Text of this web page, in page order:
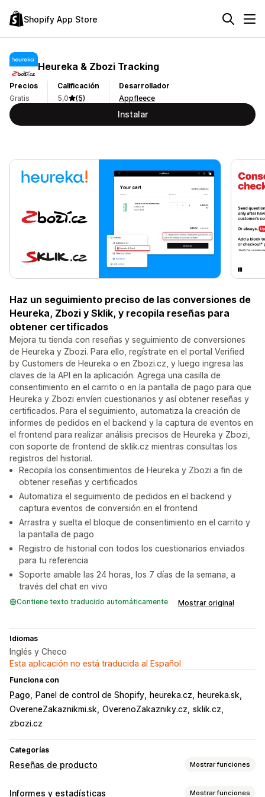
Shopify App Store
Heureka & Zbozi Tracking
Precios
Gratis
Calificación
5,0
(5)
Desarrollador
Appfleece
Instalar
Haz un seguimiento preciso de las conversiones de
Heureka, Zbozi y Sklik, y recopila reseñas para
obtener certificados
Mejora tu tienda con reseñas y seguimiento de conversiones
de Heureka y Zbozi. Para ello, regístrate en el portal Verified
by Customers de Heureka o en Zbozi.cz, y luego ingresa las
claves de la API en la aplicación. Agrega una casilla de
consentimiento en el carrito o en la pantalla de pago para que
Heureka y Zbozi envíen cuestionarios y así obtener reseñas y
certificados. Para el seguimiento, automatiza la creación de
informes de pedidos en el backend y la captura de eventos en
el frontend para realizar análisis precisos de Heureka y Zbozi,
con soporte de frontend de sklik.cz mientras consultas los
registros del historial.
Recopila los consentimientos de Heureka y Zbozi a fin de
obtener reseñas y certificados
Automatiza el seguimiento de pedidos en el backend y
captura eventos de conversión en el frontend
Arrastra y suelta el bloque de consentimiento en el carrito y
la pantalla de pago
Registro de historial con todos los cuestionarios enviados
para tu referencia
Soporte amable las 24 horas, los 7 días de la semana, a
través del chat en vivo
Contiene texto traducido automáticamente Mostrar original
Idiomas
Inglés y Checo
Esta aplicación no está traducida al Español
Funciona con
Pago Panel de control de Shopify heureka.cz
heureka.sk
OvereneZakaznikmi.sk OverenoZakazniky.cz sklik.cz
zbozi.cz
Categorías
Reseñas de producto Mostrar funciones
Opciones de muestra
Informes y estadísticas Mostrar funciones